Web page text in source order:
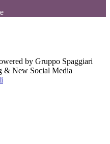
by Gruppo Spaggiari
& New Social Media